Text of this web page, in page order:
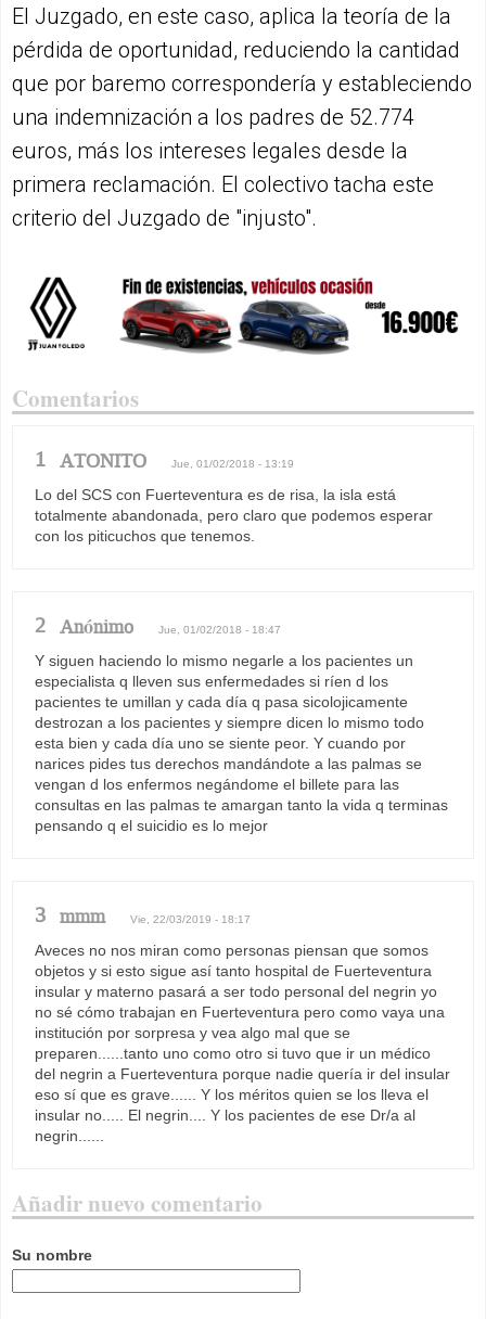
El Juzgado, en este caso, aplica la teoría de la
pérdida de oportunidad, reduciendo la cantidad
que por baremo correspondería y estableciendo
una indemnización a los padres de 52.774
euros, más los intereses legales desde la
primera reclamación. El colectivo tacha este
criterio del Juzgado de "injusto".
Comentarios
1 ATONITO Jue, 01/02/2018 - 13:19
Lo del SCS con Fuerteventura es de risa, la isla está
totalmente abandonada, pero claro que podemos esperar
con los piticuchos que tenemos.
2 Anónimo Jue, 01/02/2018 - 18:47
Y siguen haciendo lo mismo negarle a los pacientes un
especialista q lleven sus enfermedades si ríen d los
pacientes te umillan y cada día q pasa sicolojicamente
destrozan a los pacientes y siempre dicen lo mismo todo
esta bien y cada día uno se siente peor. Y cuando por
narices pides tus derechos mandándote a las palmas se
vengan d los enfermos negándome el billete para las
consultas en las palmas te amargan tanto la vida q terminas
pensando q el suicidio es lo mejor
3 mmm Vie, 22/03/2019 - 18:17
Aveces no nos miran como personas piensan que somos
objetos y si esto sigue así tanto hospital de Fuerteventura
insular y materno pasará a ser todo personal del negrin yo
no sé cómo trabajan en Fuerteventura pero como vaya una
institución por sorpresa y vea algo mal que se
preparen......tanto uno como otro si tuvo que ir un médico
del negrin a Fuerteventura porque nadie quería ir del insular
eso sí que es grave...... Y los méritos quien se los lleva el
insular no..... El negrin.... Y los pacientes de ese Dr/a al
negrin......
Añadir nuevo comentario
Su nombre